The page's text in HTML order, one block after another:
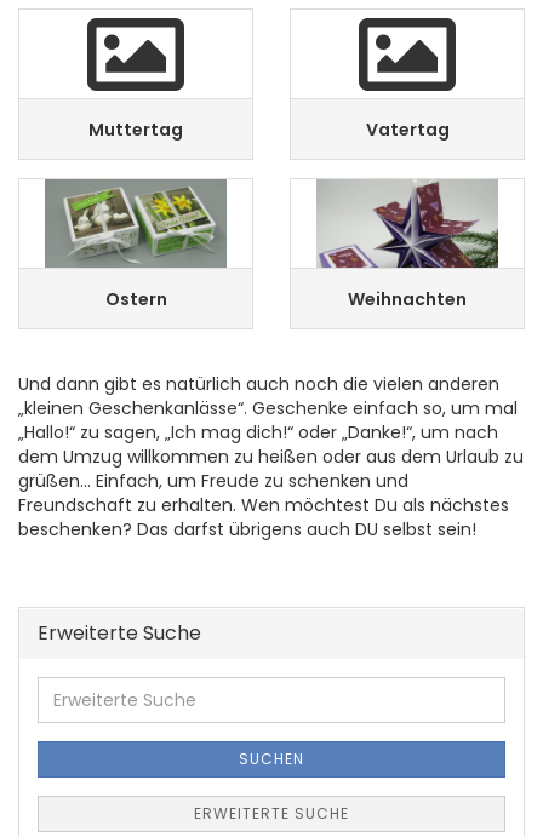
Muttertag Vatertag
Ostern Weihnachten
Und dann gibt es natürlich auch noch die vielen anderen
„kleinen Geschenkanlässe“. Geschenke einfach so, um mal
„Hallo!“ zu sagen, „Ich mag dich!“ oder „Danke!“, um nach
dem Umzug willkommen zu heißen oder aus dem Urlaub zu
grüßen… Einfach, um Freude zu schenken und
Freundschaft zu erhalten. Wen möchtest Du als nächstes
beschenken? Das darfst übrigens auch DU selbst sein!
Erweiterte Suche
Erweiterte
Suche
SUCHEN
ERWEITERTE SUCHE